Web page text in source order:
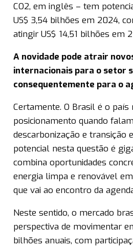
CO2, em inglês – tem
US$ 3,54 bilhões em 2024,
atingir US$ 14,51 bilhões em
A novidade pode atrair
internacionais para o setor
consequentemente para o
Certamente. O Brasil é o país
posicionamento quando
descarbonização e transição
potencial nesta questão é
combina oportunidades
energia limpa e renovável
que vai ao encontro da
Neste sentido, o mercado
perspectiva de movimentar
bilhões anuais, com